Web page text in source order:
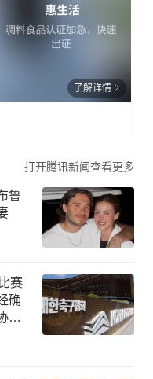
了解详情
打开腾讯新闻查看更多
鲁
赛
确
前